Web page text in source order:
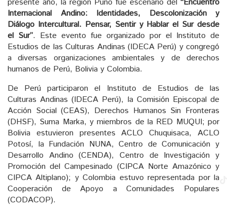
presente año, la región Puno fue escenario del “Encuentro
Internacional Andino: Identidades, Descolonización y
Diálogo Intercultural. Pensar, Sentir y Hablar el Sur desde
el Sur”. Este evento fue organizado por el Instituto de
Estudios de las Culturas Andinas (IDECA Perú) y congregó
a diversas organizaciones ambientales y de derechos
humanos de Perú, Bolivia y Colombia.
De Perú participaron el Instituto de Estudios de las
Culturas Andinas (IDECA Perú), la Comisión Episcopal de
Acción Social (CEAS), Derechos Humanos Sin Fronteras
(DHSF), Suma Marka, y miembros de la RED MUQUI; por
Bolivia estuvieron presentes ACLO Chuquisaca, ACLO
Potosí, la Fundación NUNA, Centro de Comunicación y
Desarrollo Andino (CENDA), Centro de Investigación y
Promoción del Campesinado (CIPCA Norte Amazónico y
CIPCA Altiplano); y Colombia estuvo representada por la
Cooperación de Apoyo a Comunidades Populares
(CODACOP).